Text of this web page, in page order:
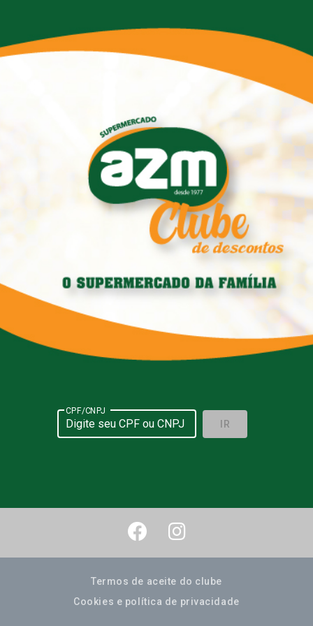
CPF/CNPJ
IR
Termos de aceite do clube
Cookies e política de privacidade